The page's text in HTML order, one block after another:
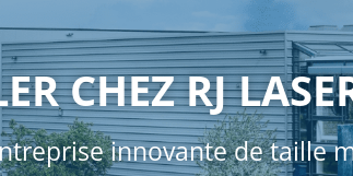
CHEZ RJ
innovante de taille